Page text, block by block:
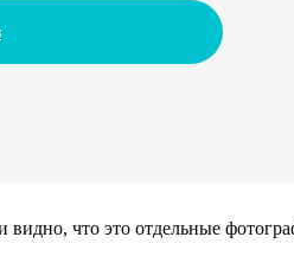
видно, что это отдельные